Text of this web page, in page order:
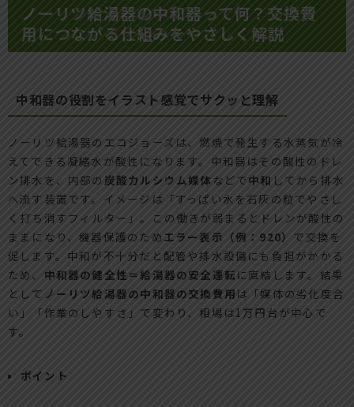
ノーリツ給湯器の中和器って何？交換費
用につながる仕組みをやさしく解説
中和器の役割をイラスト感覚でサクッと理解
ノーリツ給湯器のエコジョーズは、燃焼で発生する水蒸気が冷
えてできる凝縮水が酸性になります。中和器はその酸性のドレ
ン排水を、内部の 炭酸カルシウム媒体 などで 中和 してから排水
へ流す装置です。イメージは「すっぱい水を石灰の粒でやさし
く打ち消すフィルター」。この働きが弱まるとドレンが酸性の
ままになり、機器保護のため エラー表示（例：920） で交換を
促します。中和が不十分だと配管や排水設備にも負担がかかる
ため、 中和器の健全性＝給湯器の安全運転 に直結します。結果
として ノーリツ給湯器の中和器の交換費用 は「媒体の劣化度合
い」「作業のしやすさ」で変わり、相場は1万円台が中心で
す。
ポイント